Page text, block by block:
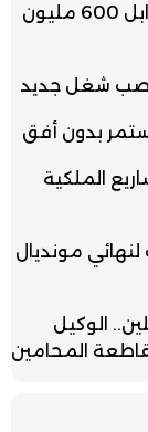
الرجاء يحسم صفقة الدحماني مقابل 600 مليون
بدون أفق
الملكية
مونديال
الوكيل
المحامين